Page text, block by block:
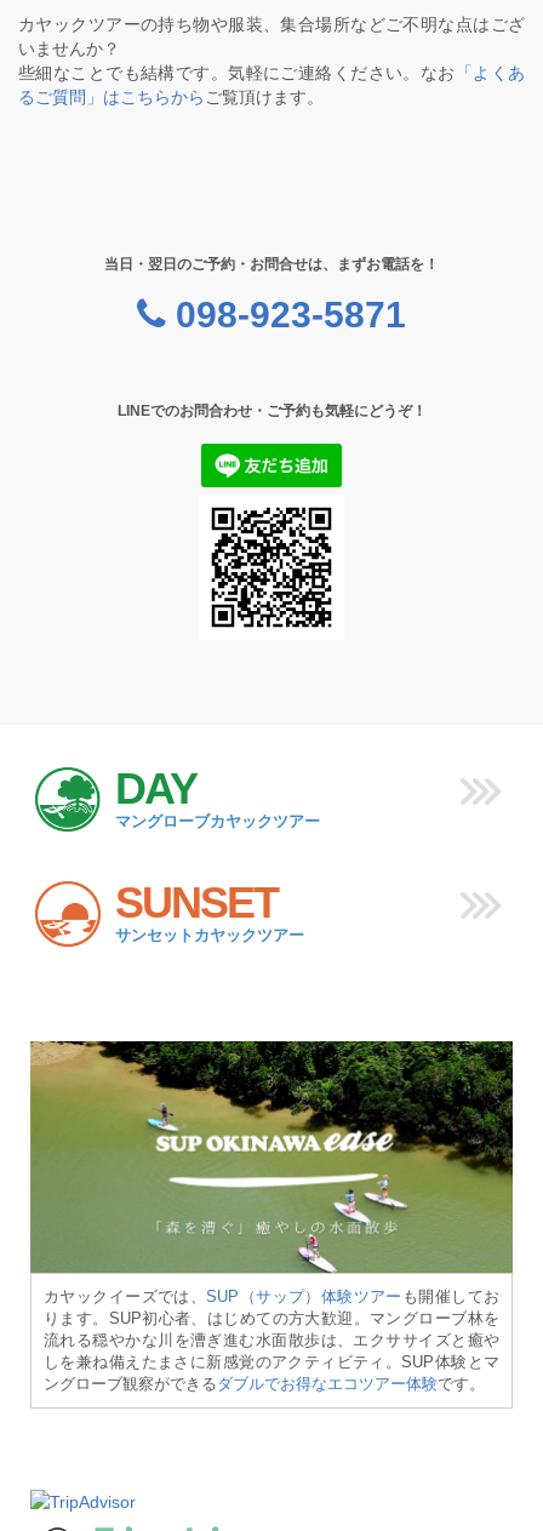
カヤックツアーの持ち物や服装、集合場所などご不明な点はござ
いませんか？
些細なことでも結構です。気軽にご連絡ください。なお
「よくあ
るご質問」はこちらから ご覧頂けます。
当日・翌日のご予約・お問合せは、まずお電話を！
098-923-5871
LINEでのお問合わせ・ご予約も気軽にどうぞ！
DAY
マングローブカヤックツアー
SUNSET
サンセットカヤックツアー
カヤックイーズでは、SUP（サップ）体験ツアー も開催してお
ります。SUP初心者、はじめての方大歓迎。マングローブ林を
流れる穏やかな川を漕ぎ進む水面散歩は、エクササイズと癒や
しを兼ね備えたまさに新感覚のアクティビティ。SUP体験とマ
ングローブ観察ができるダブルでお得なエコツアー体験です。